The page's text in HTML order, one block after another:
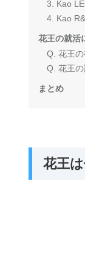
3. Kao
4. Kao
花王の就活
Q. 花王の
Q. 花王の
まとめ
花王